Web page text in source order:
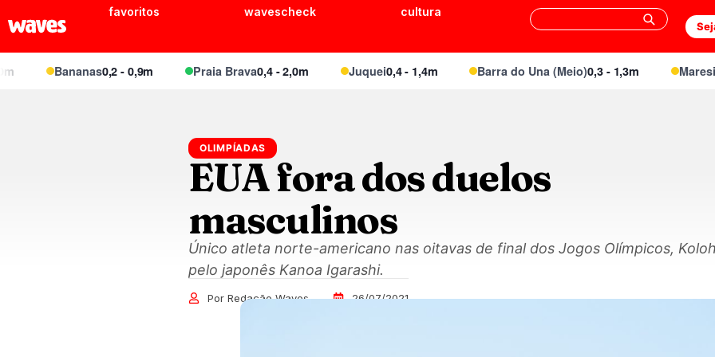
favoritos wavescheck cultura
Bananas0,2 - 0,9m Praia Brava0,4 - 2,0m Juquei0,4 - 1,4m Barra do Una (Meio) 0,3 - 1,3m Maresias
OLIMPÍADAS
EUA fora dos duelos
masculinos
Único atleta norte-americano nas oitavas de final dos Jogos Olímpicos,
pelo japonês Kanoa Igarashi.
Por Redação Waves 26/07/2021